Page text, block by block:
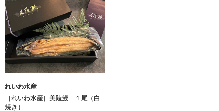
れいわ水産
［れいわ水産］美陵鰻 １尾（白
焼き）